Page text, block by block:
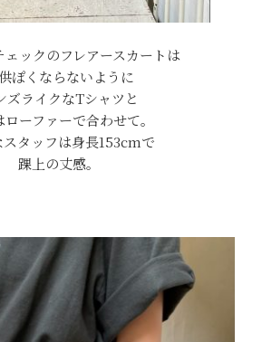
ェックのフレアースカートは
ぽくならないように
ズライクなTシャツと
ローファーで合わせて。
タッフは身長153cmで
踝上の丈感。